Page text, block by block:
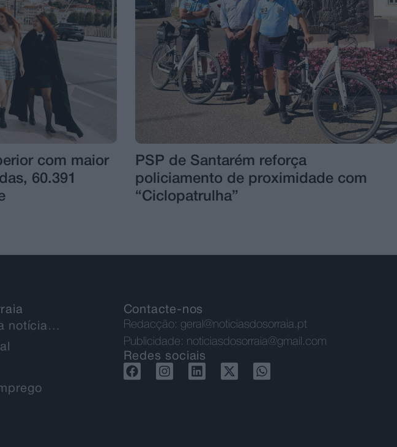
com maior
60.391
PSP de Santarém reforça
policiamento de proximidade com
“Ciclopatrulha”
notícia…
Contacte-nos
Redacção: geral@noticiasdosorraia.pt
Publicidade: noticiasdosorraia@gmail.com
Redes sociais